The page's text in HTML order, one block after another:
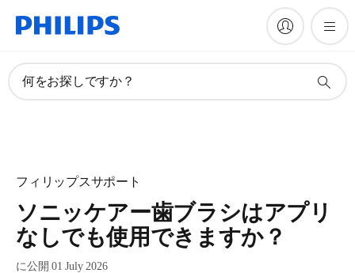
何をお探しですか？
フィリップスサポート
ソニッケアー歯ブラシはアプリ
なしでも使用できますか？
に公開 01 July 2026